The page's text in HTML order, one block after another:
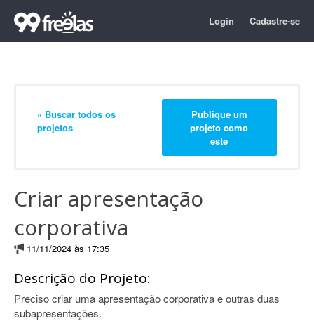
Login Cadastre-se
« Buscar todos os
projetos
Publique um
projeto como
este
Criar apresentação
corporativa
11/11/2024 às 17:35
Descrição do Projeto:
Preciso criar uma apresentação corporativa e outras duas
subapresentações.